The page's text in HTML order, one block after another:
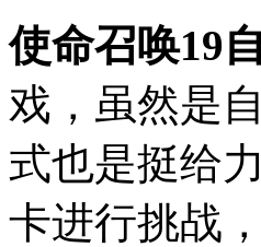
使命召唤19
戏，虽然是
式也是挺给
卡进行挑战